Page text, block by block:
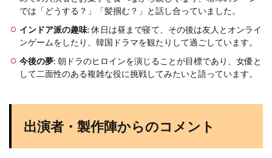
では「どうする？」「髪掴む？」と話し合っていました​​。
インドア派の趣味: 休日は昼まで寝て、その後は友人とオンライ
ンゲームをしたり、韓国ドラマを観たりして過ごしています​​。
今後の夢: 朝ドラのヒロインを演じることが目標であり、女優と
して二面性のある複雑な役に挑戦してみたいと語っています​​。
出演者・製作陣からのコメント